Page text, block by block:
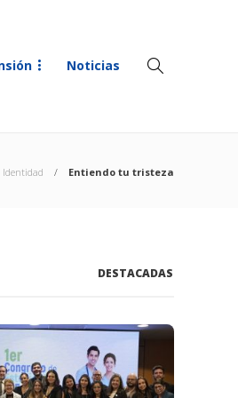
Noticias
Identidad Entiendo tu tristeza
DESTACADAS